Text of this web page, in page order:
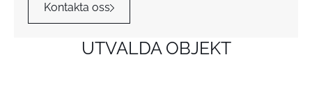
Kontakta oss
UTVALDA OBJEKT